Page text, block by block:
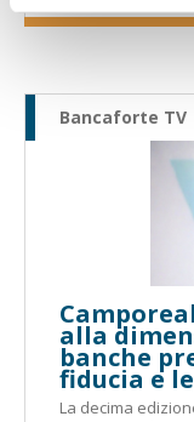
Bancaforte TV
alla
banche
fiducia e
La decima